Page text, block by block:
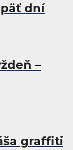
dní
–
graffiti